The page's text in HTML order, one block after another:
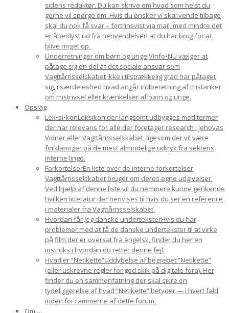
sidens redaktør. Du kan skrive om hvad som helst du
gerne vil spørge om. Hvis du ønsker vi skal vende tilbage
skal du nok få svar – fortrinsvist via mail, med mindre det
er åbenlyst ud fra henvendelsen at du har brug for at
blive ringet op.
Underretninger om børn og ungeJVinfo•NU vælger at
påtage sig en del af det sociale ansvar som
Vagttårnsselskabet ikke i tilstrækkelig grad har påtaget
sig, i særdeleshed hvad angår indberetning af mistanker
om mistrivsel eller krænkelser af børn og unge.
Opslag
Lek•si•konLeksikon der langsomt udbygges med termer
der har relevans for alle der foretager research i Jehovas
Vidner eller Vagttårnsselskabet, ligesom der vil være
forklaringer på de mest almindelige udtryk fra sektens
interne lingo.
ForkortelserEn liste over de interne forkortelser
Vagttårnsselskabet bruger om deres egne udgivelser.
Ved hjælp af denne liste vil du nemmere kunne genkende
hvilken litteratur der henvises til hvis du ser en reference
i materialer fra Vagttårnsselskabet.
Hvordan får jeg danske underteksterHvis du har
problemer med at få de danske undertekster til at virke
på film der er oversat fra engelsk, finder du her en
instruks i hvordan du retter denne fejl.
Hvad er “Netikette”Uddybelse af begrebet “Netikette”
(eller uskrevne regler for god skik på digitale fora). Her
finder du en sammenfatning der skal sikre en
tydeliggørelse af hvad “Netikette” betyder — i hvert fald
inden for rammerne af dette forum.
Om …